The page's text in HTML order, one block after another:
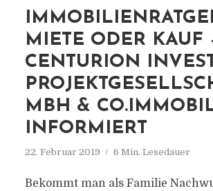
MIETE ODER KAUF
CENTURION
MBH &
INFORMIERT
22. Februar 2019 6 Min. Lesedauer
Bekommt man als Familie